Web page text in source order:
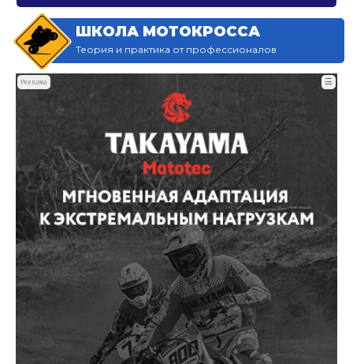
ШКОЛА МОТОКРОССА
Теория и практика от профессионалов
Реклама ☰